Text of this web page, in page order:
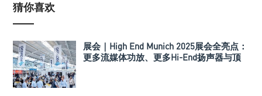
猜你喜欢
展会｜High End Munich 2025展会全亮点：
更多流媒体功放、更多Hi-End扬声器与顶